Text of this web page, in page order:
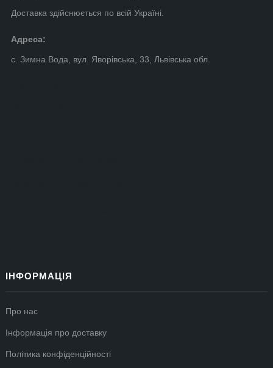
Доставка здійснюється по всій Україні.
Адреса:
с. Зимна Вода, вул. Яворівська, 33, Львівська обл.
ІНФОРМАЦІЯ
Про нас
Інформація про доставку
Політика конфіденційності